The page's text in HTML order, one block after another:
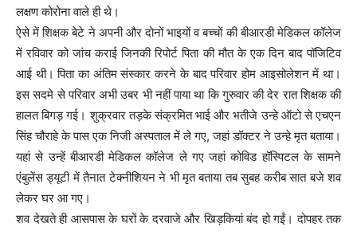
लक्षण कोरोना वाले ही थे।
ऐसे में शिक्षक बेटे ने अपनी और दोनों भाइयों व बच्चों की बीआरडी मेडिकल कॉलेज
में रविवार को जांच कराई जिनकी रिपोर्ट पिता की मौत के एक दिन बाद पॉजिटिव
आई थी। पिता का अंतिम संस्कार करने के बाद परिवार होम आइसोलेशन में था।
इस सदमे से परिवार अभी उबर भी नहीं पाया था कि गुरुवार की देर रात शिक्षक की
हालत बिगड़ गई। शुक्रवार तड़के संक्रमित भाई और भतीजे उन्हे ऑटो से एचएन
सिंह चौराहे के पास एक निजी अस्पताल में ले गए, जहां डॉक्टर ने उन्हे मृत बताया।
यहां से उन्हें बीआरडी मेडिकल कॉलेज ले गए जहां कोविड हॉस्पिटल के सामने
एंबुलेंस ड्यूटी में तैनात टेक्नीशियन ने भी मृत बताया तब सुबह करीब सात बजे शव
लेकर घर आ गए।
शव देखते ही आसपास के घरों के दरवाजे और खिड़कियां बंद हो गईं। दोपहर तक